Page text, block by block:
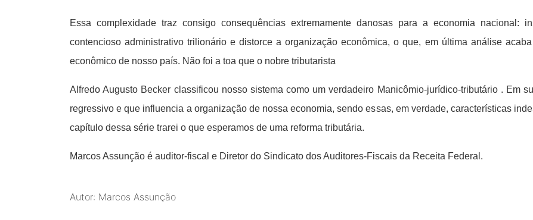
Essa complexidade traz consigo consequências extremamente danosas para a economia nacional:
contencioso administrativo trilionário e distorce a organização econômica, o que, em última análise
econômico de nosso país. Não foi a toa que o nobre tributarista
Alfredo Augusto Becker classificou nosso sistema como um verdadeiro Manicômio-jurídico-tributário . Em
regressivo e que influencia a organização de nossa economia, sendo essas, em verdade, características
capítulo dessa série trarei o que esperamos de uma reforma tributária.
Marcos Assunção é auditor-fiscal e Diretor do Sindicato dos Auditores-Fiscais da Receita Federal.
Autor: Marcos Assunção